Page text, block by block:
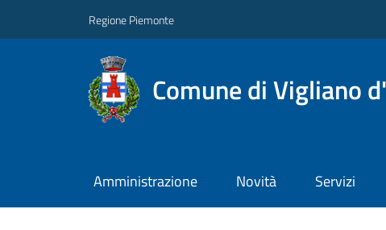
Regione Piemonte
Comune di Vigliano
Amministrazione Novità Servizi